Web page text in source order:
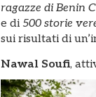
ragazze di Benin
e di 500 storie
sui risultati di
Nawal Soufi,